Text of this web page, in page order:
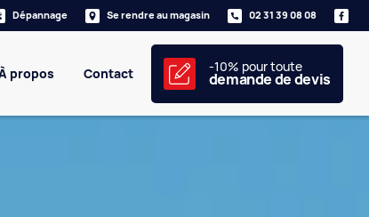
Dépannage Se rendre au magasin 02 31 39 08 08
propos Contact -10% pour toute
demande de devis